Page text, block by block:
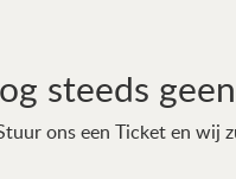
steeds
ons een Ticket en wij